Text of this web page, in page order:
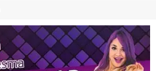
Santa Luzia encerra Semana de Conscientização do Autismo com atividades abertas ao público
“Cê Tá Doido Festival” confirma o Mineirão como palco da festa